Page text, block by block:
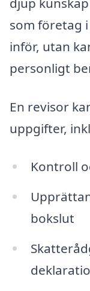
som företag
inför, utan
personligt
En revisor
uppgifter,
Kontroll
bokslut